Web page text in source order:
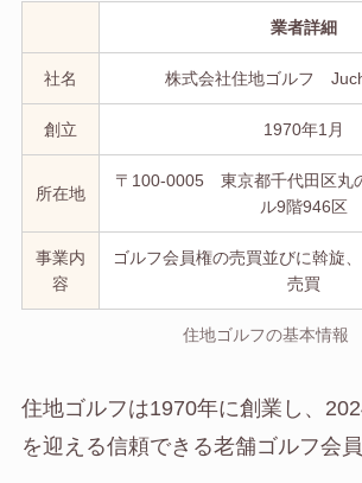
業者詳細
社名 株式会社住地ゴルフ
創立 1970年1月
所在地
〒100-0005 東京都千代田区丸
ル9階946区
事業内
容
ゴルフ会員権の売買並びに斡旋
売買
住地ゴルフの基本情報
住地ゴルフは1970年に創業し、
を迎える信頼できる老舗ゴルフ会員